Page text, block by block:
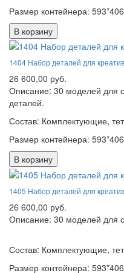
Размер контейнера:
В корзину
1404 Набор деталей для
26 600,00 руб.
Описание: 30 моделей для
деталей.
Состав: Комплектующие,
Размер контейнера:
В корзину
1405 Набор деталей для
26 600,00 руб.
Описание: 30 моделей для
Состав: Комплектующие,
Размер контейнера: